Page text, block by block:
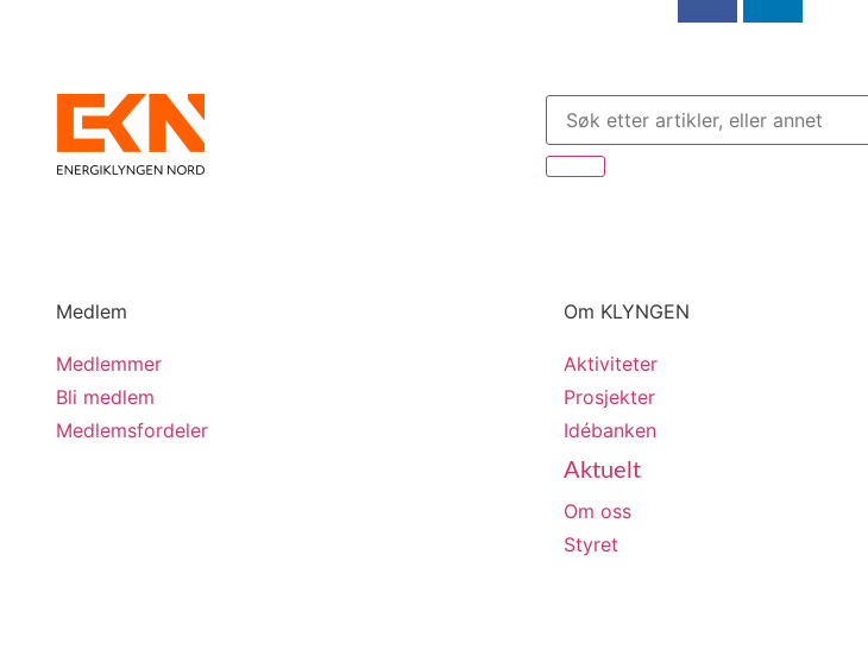
Medlem
Medlemmer
Bli medlem
Medlemsfordeler
Om KLYNGEN
Aktiviteter
Prosjekter
Idébanken
Aktuelt
Om oss
Styret